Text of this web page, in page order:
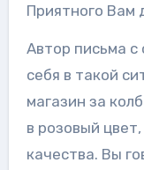
Приятного Вам
Автор письма
себя в такой
магазин за
в розовый
качества. Вы